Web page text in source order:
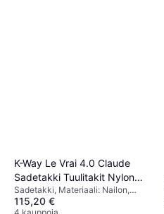
K-Way Le Vrai 4.0 Claude
Sadetakki Tuulitakit Nylon
Recycled
Sadetakki, Materiaali: Nailon,
Vedenpitävä
115,20 €